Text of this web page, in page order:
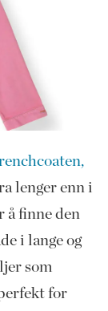
lenger enn i
å finne den
i lange og
som
for